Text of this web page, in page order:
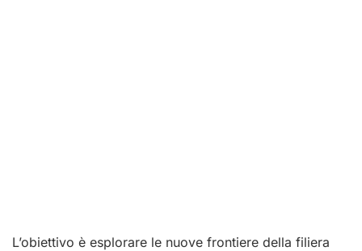
L’obiettivo è esplorare le nuove frontiere della filiera